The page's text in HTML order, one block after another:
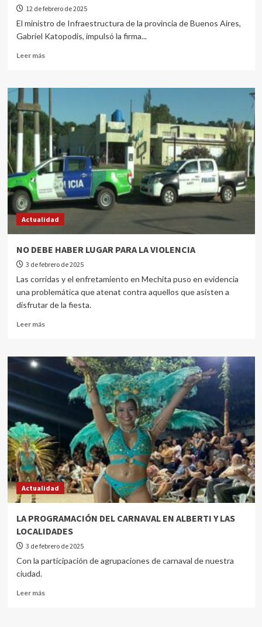
12 de febrero de 2025
El ministro de Infraestructura de la provincia de Buenos Aires,
Gabriel Katopodis, impulsó la firma...
Leer más
Actualidad
NO DEBE HABER LUGAR PARA LA VIOLENCIA
3 de febrero de 2025
Las corridas y el enfretamiento en Mechita puso en evidencia
una problemática que atenat contra aquellos que asisten a
disfrutar de la fiesta.
Leer más
Actualidad
LA PROGRAMACIÓN DEL CARNAVAL EN ALBERTI Y LAS
LOCALIDADES
3 de febrero de 2025
Con la participación de agrupaciones de carnaval de nuestra
ciudad.
Leer más